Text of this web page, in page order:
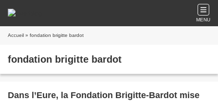
MENU
Accueil » fondation brigitte bardot
fondation brigitte bardot
Dans l’Eure, la Fondation Brigitte-Bardot mise